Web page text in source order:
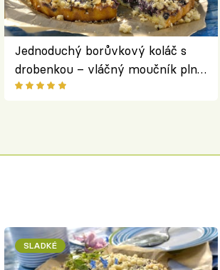
Jednoduchý borůvkový koláč s
drobenkou – vláčný moučník plný
ovoce
SLADKÉ